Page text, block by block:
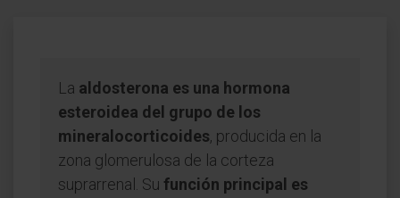
La aldosterona es una hormona
esteroidea del grupo de los
mineralocorticoides, producida en la
zona glomerulosa de la corteza
suprarrenal. Su función principal es